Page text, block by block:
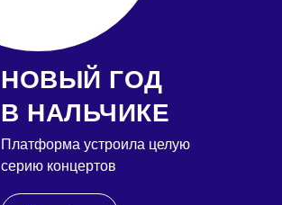
Платформа устроила целую
серию концертов
НОВЫЙ ГОД
В НАЛЬЧИКЕ